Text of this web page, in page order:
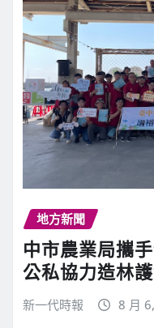
地方新聞
中市農業局攜
公私協力造林
新一代時報 8 月